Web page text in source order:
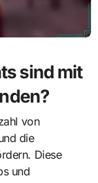
sind mit
von
die
Diese
und